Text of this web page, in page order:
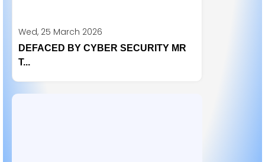
Wed, 25 March 2026
DEFACED BY CYBER SECURITY MR
T...